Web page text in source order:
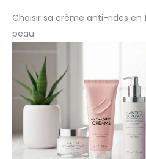
Choisir sa crème anti-rides
peau